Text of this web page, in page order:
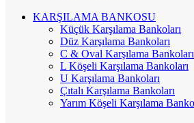
KARŞILAMA BANKOSU
Küçük Karşılama Bankoları
Düz Karşılama Bankoları
C & Oval Karşılama Bankoları
L Köşeli Karşılama Bankoları
U Karşılama Bankoları
Çıtalı Karşılama Bankoları
Yarım Köşeli Karşılama